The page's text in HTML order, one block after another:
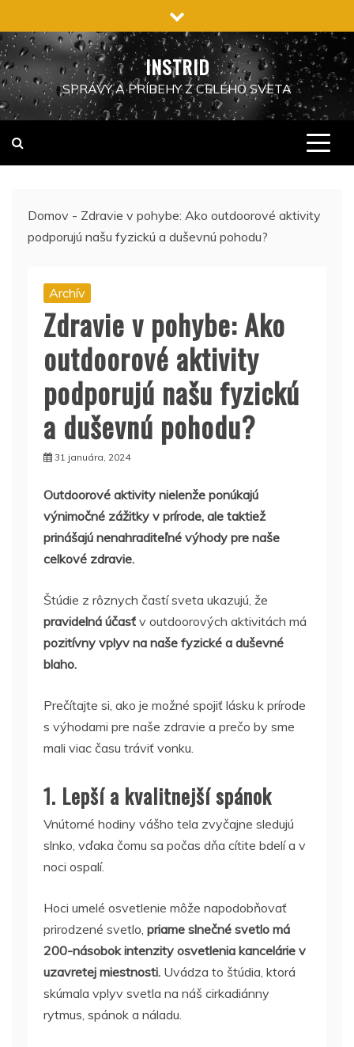
na
obsah
INSTRID
SPRÁVY A PRÍBEHY Z CELÉHO SVETA
Domov - Zdravie v pohybe: Ako outdoorové aktivity
podporujú našu fyzickú a duševnú pohodu?
Archív
Zdravie v pohybe: Ako
outdoorové aktivity
podporujú našu fyzickú
a duševnú pohodu?
31 januára, 2024
Outdoorové aktivity nielenže ponúkajú
výnimočné zážitky v prírode, ale taktiež
prinášajú nenahraditeľné výhody pre naše
celkové zdravie.
Štúdie z rôznych častí sveta ukazujú, že
pravidelná účasť v outdoorových aktivitách má
pozitívny vplyv na naše fyzické a duševné
blaho.
Prečítajte si, ako je možné spojiť lásku k prírode
s výhodami pre naše zdravie a prečo by sme
mali viac času tráviť vonku.
1. Lepší a kvalitnejší spánok
Vnútorné hodiny vášho tela zvyčajne sledujú
slnko, vďaka čomu sa počas dňa cítite bdelí a v
noci ospalí.
Hoci umelé osvetlenie môže napodobňovať
prirodzené svetlo, priame slnečné svetlo má
200-násobok intenzity osvetlenia kancelárie v
uzavretej miestnosti. Uvádza to štúdia, ktorá
skúmala vplyv svetla na náš cirkadiánny
rytmus, spánok a náladu.